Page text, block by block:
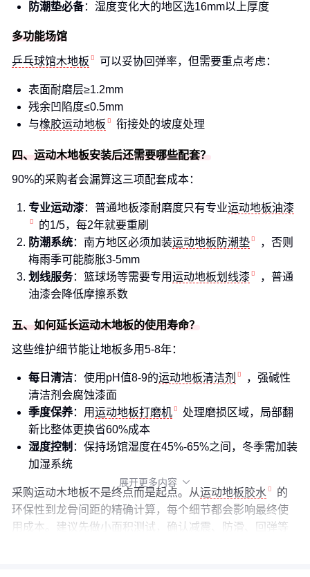
防潮垫必备：湿度变化大的地区选16mm以上厚度
多功能场馆
乒乓球馆木地板 可以妥协回弹率，但需要重点考虑：
表面耐磨层≥1.2mm
残余凹陷度≤0.5mm
与橡胶运动地板 衔接处的坡度处理
四、运动木地板安装后还需要哪些配套？
90%的采购者会漏算这三项配套成本：
专业运动漆：普通地板漆耐磨度只有专业运动地板油漆
的1/5，每2年就要重刷
防潮系统：南方地区必须加装运动地板防潮垫
，否则
梅雨季可能膨胀3-5mm
划线服务：篮球场等需要专用运动地板划线漆
，普通
油漆会降低摩擦系数
五、如何延长运动木地板的使用寿命？
这些维护细节能让地板多用5-8年：
每日清洁：使用pH值8-9的运动地板清洁剂
，强碱性
清洁剂会腐蚀漆面
季度保养：用运动地板打磨机
处理磨损区域，局部翻
新比整体更换省60%成本
湿度控制 ：保持场馆湿度在45%-65%之间，冬季需加装
加湿系统
采购运动木地板不是终点而是起点。从运动地板胶水
的
环保性到龙骨间距的精确计算，每个细节都会影响最终使
用成本。建议先做小面积测试，确认减震、防滑、回弹等
展开更多内容 